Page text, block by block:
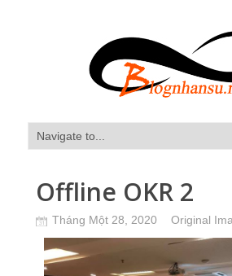
Offline OKR 2
Tháng Một 28, 2020 Original